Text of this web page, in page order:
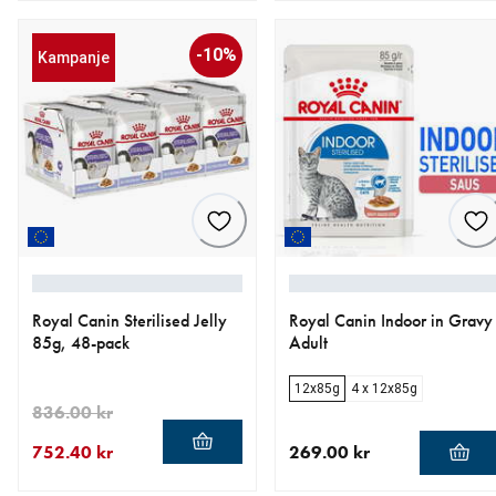
Kampanje -10%
Royal Canin Sterilised Jelly
85g, 48-pack
752.40 kr
836.00 kr
Royal Canin Indoor in Gravy
Adult
12x85g 4 x 12x85g
269.00 kr